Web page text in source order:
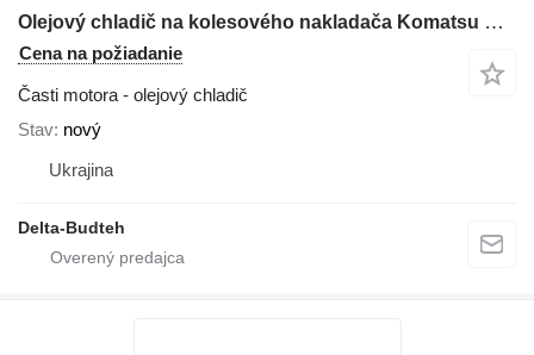
Olejový chladič na kolesového nakladača Komatsu WA380
Cena na požiadanie
Časti motora - olejový chladič
Stav nový
Ukrajina
Delta-Budteh